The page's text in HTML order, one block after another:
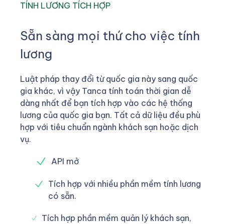
TÍNH LƯƠNG TÍCH HỢP
Sẵn sàng mọi thứ cho việc tính
lương
Luật pháp thay đổi từ quốc gia này sang quốc
gia khác, vì vậy Tanca tính toán thời gian dễ
dàng nhất để bạn tích hợp vào các hệ thống
lương của quốc gia bạn. Tất cả dữ liệu đều phù
hợp với tiêu chuẩn ngành khách sạn hoặc dịch
vụ.
API mở
Tích hợp với nhiều phần mềm tính lương
có sẵn.
Tích hợp phần mềm quản lý khách sạn,